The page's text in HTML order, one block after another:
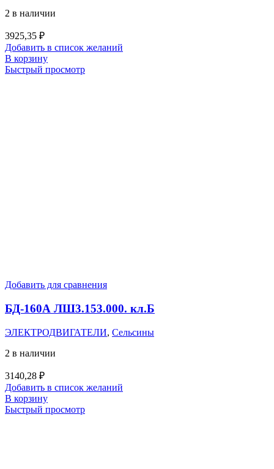
2 в наличии
3925,35 ₽
Добавить в список желаний
В корзину
Быстрый просмотр
Добавить для сравнения
БД-160А ЛШ3.153.000. кл.Б
ЭЛЕКТРОДВИГАТЕЛИ, Сельсины
2 в наличии
3140,28 ₽
Добавить в список желаний
В корзину
Быстрый просмотр